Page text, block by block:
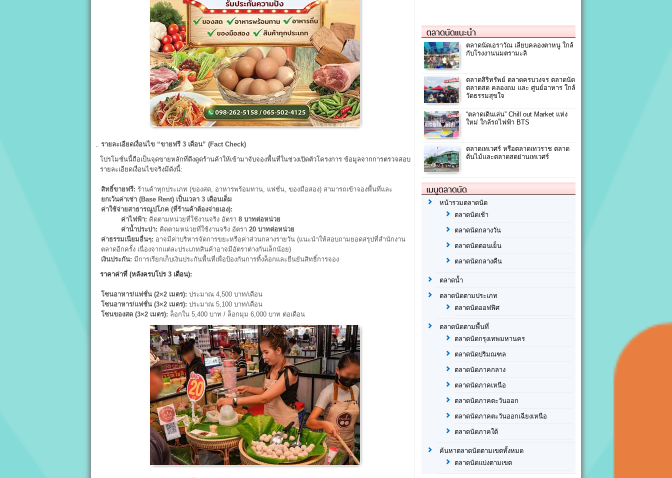
รายละเอียดเงื่อนไข “ขายฟรี 3 เดือน” (Fact Check)
โปรโมชั่นนี้ถือเป็นจุดขายหลักที่ดึงดูดร้านค้าให้เข้ามาจับจองพื้นที่ในช่วงเปิดตัวโครงการ ข้อมูลจากการตรวจสอบ
รายละเอียดเงื่อนไขจริงมีดังนี้:
สิทธิ์ขายฟรี: ร้านค้าทุกประเภท (ของสด, อาหารพร้อมทาน, แฟชั่น, ของมือสอง) สามารถเข้าจองพื้นที่และ
ยกเว้นค่าเช่า (Base Rent) เป็นเวลา 3 เดือนเต็ม
ค่าใช้จ่ายสาธารณูปโภค (ที่ร้านค้าต้องจ่ายเอง):
ค่าไฟฟ้า: คิดตามหน่วยที่ใช้งานจริง อัตรา 8 บาทต่อหน่วย
ค่าน้ำประปา: คิดตามหน่วยที่ใช้งานจริง อัตรา 20 บาทต่อหน่วย
ค่าธรรมเนียมอื่นๆ: อาจมีค่าบริหารจัดการขยะหรือค่าส่วนกลางรายวัน (แนะนำให้สอบถามยอดสรุปที่สำนักงาน
ตลาดอีกครั้ง เนื่องจากแต่ละประเภทสินค้าอาจมีอัตราต่างกันเล็กน้อย)
เงินประกัน: มีการเรียกเก็บเงินประกันพื้นที่เพื่อป้องกันการทิ้งล็อกและยืนยันสิทธิ์การจอง
ราคาค่าที่ (หลังครบโปร 3 เดือน):
โซนอาหาร/แฟชั่น (2×2 เมตร): ประมาณ 4,500 บาท/เดือน
โซนอาหาร/แฟชั่น (3×2 เมตร): ประมาณ 5,100 บาท/เดือน
โซนของสด (3×2 เมตร): ล็อกใน 5,400 บาท / ล็อกมุม 6,000 บาท ต่อเดือน
ตลาดนัดแนะนำ
ตลาดนัดเอราวัณ เลียบคลองตาหนู ใกล้
กับโรงงานนมตรามะลิ
ตลาดสิริทรัพย์ ตลาดครบวงจร ตลาดนัด
ตลาดสด คลองถม และ ศูนย์อาหาร ใกล้
วัดธรรมสุขใจ
“ตลาดเดินเล่น” Chill out Market แห่ง
ใหม่ ใกล้รถไฟฟ้า BTS
ตลาดเทเวศร์ หรือตลาดเทวราช ตลาด
ต้นไม้และตลาดสดย่านเทเวศร์
เมนูตลาดนัด
หน้ารวมตลาดนัด
ตลาดนัดเช้า
ตลาดนัดกลางวัน
ตลาดนัดตอนเย็น
ตลาดนัดกลางคืน
ตลาดน้ำ
ตลาดนัดตามประเภท
ตลาดนัดออฟฟิศ
ตลาดนัดตามพื้นที่
ตลาดนัดกรุงเทพมหานคร
ตลาดนัดปริมณฑล
ตลาดนัดภาคกลาง
ตลาดนัดภาคเหนือ
ตลาดนัดภาคตะวันออก
ตลาดนัดภาคตะวันออกเฉียงเหนือ
ตลาดนัดภาคใต้
ค้นหาตลาดนัดตามเขตทั้งหมด
ตลาดนัดแบ่งตามเขต